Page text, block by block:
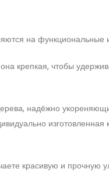
на функциональные
крепкая, чтобы
надёжно
изготовленная
красивую и прочную